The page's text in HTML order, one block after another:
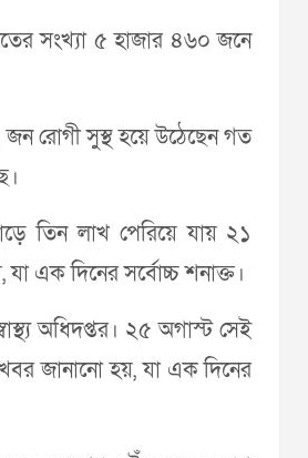
সংখ্যা ৫ হাজার ৪৬০ জনে
জন রোগী সুস্থ হয়ে উঠেছেন গত
তিন লাখ পেরিয়ে যায় ২১
এক দিনের সর্বোচ্চ শনাক্ত।
অধিদপ্তর। ২৫ অগাস্ট সেই
জানানো হয়, যা এক দিনের